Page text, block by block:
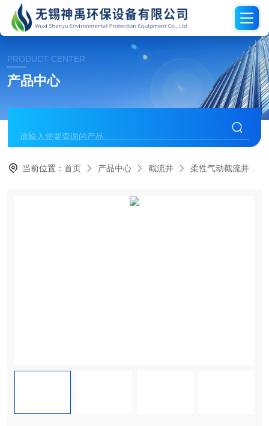
PRODUCT CENTER
产品中心
当前位置：首页 产品中心 截流井 柔性气动截流井